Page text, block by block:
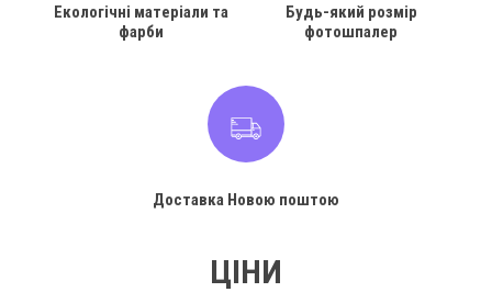
Екологічні матеріали та
фарби
Будь-який розмір
фотошпалер
Доставка Новою поштою
ЦІНИ